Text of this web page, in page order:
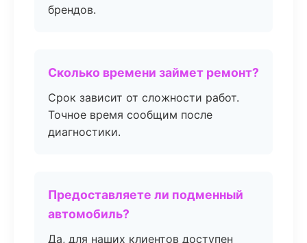
брендов.
Сколько времени займет ремонт?
Срок зависит от сложности работ.
Точное время сообщим после
диагностики.
Предоставляете ли подменный
автомобиль?
Да, для наших клиентов доступен